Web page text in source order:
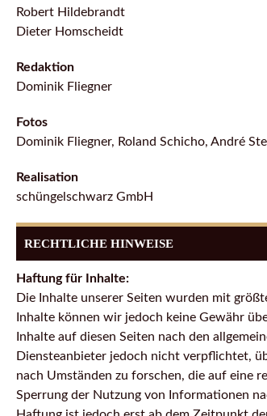
Robert Hildebrandt
Dieter Homscheidt
Redaktion
Dominik Fliegner
Fotos
Dominik Fliegner, Roland Schicho, André
Realisation
schüngelschwarz GmbH
RECHTLICHE HINWEISE
Haftung für Inhalte:
Die Inhalte unserer Seiten wurden mit
Inhalte können wir jedoch keine Gewähr
Inhalte auf diesen Seiten nach den
Diensteanbieter jedoch nicht verpflichtet,
nach Umständen zu forschen, die auf eine
Sperrung der Nutzung von Informationen